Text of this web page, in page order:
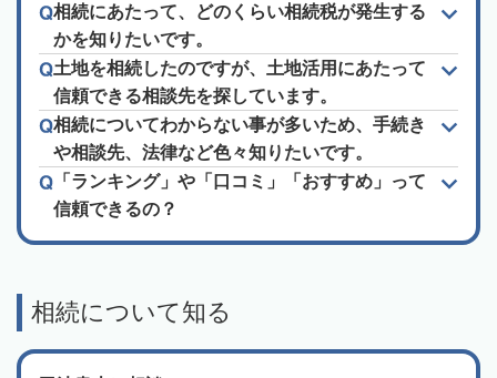
相続にあたって、どのくらい相続税が発生する
かを知りたいです。
土地を相続したのですが、土地活用にあたって
信頼できる相談先を探しています。
相続についてわからない事が多いため、手続き
や相談先、法律など色々知りたいです。
「ランキング」や「口コミ」「おすすめ」って
信頼できるの？
相続について知る